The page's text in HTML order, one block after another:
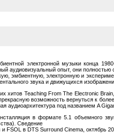
электронной музыки конца
аудиовизуальный опыт, они
эмбиентную, электронную и
звука и движущихся
хитов Teaching From The Electronic
возможность вернуться к
аудиоархитектура под названием A
в формате 5.1 объемного
Сведение
в DTS Surround Cinema, октябрь